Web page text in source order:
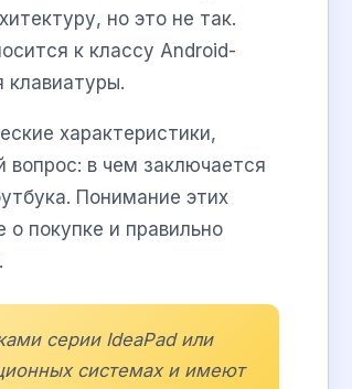
но это не так.
к классу Android-
характеристики,
в чем заключается
Понимание этих
покупке и правильно
серии IdeaPad или
системах и имеют